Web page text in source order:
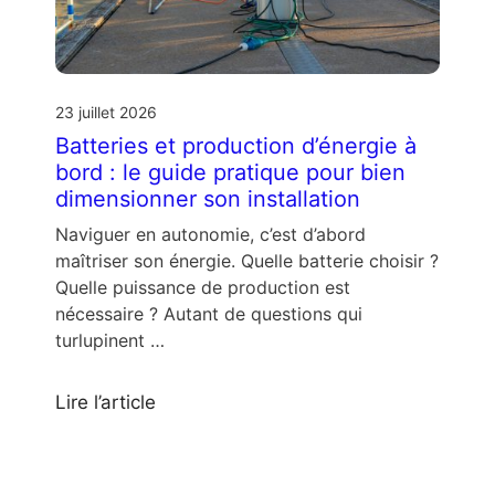
23 juillet 2026
Batteries et production d’énergie à
bord : le guide pratique pour bien
dimensionner son installation
Naviguer en autonomie, c’est d’abord
maîtriser son énergie. Quelle batterie choisir ?
Quelle puissance de production est
nécessaire ? Autant de questions qui
turlupinent …
Lire l’article